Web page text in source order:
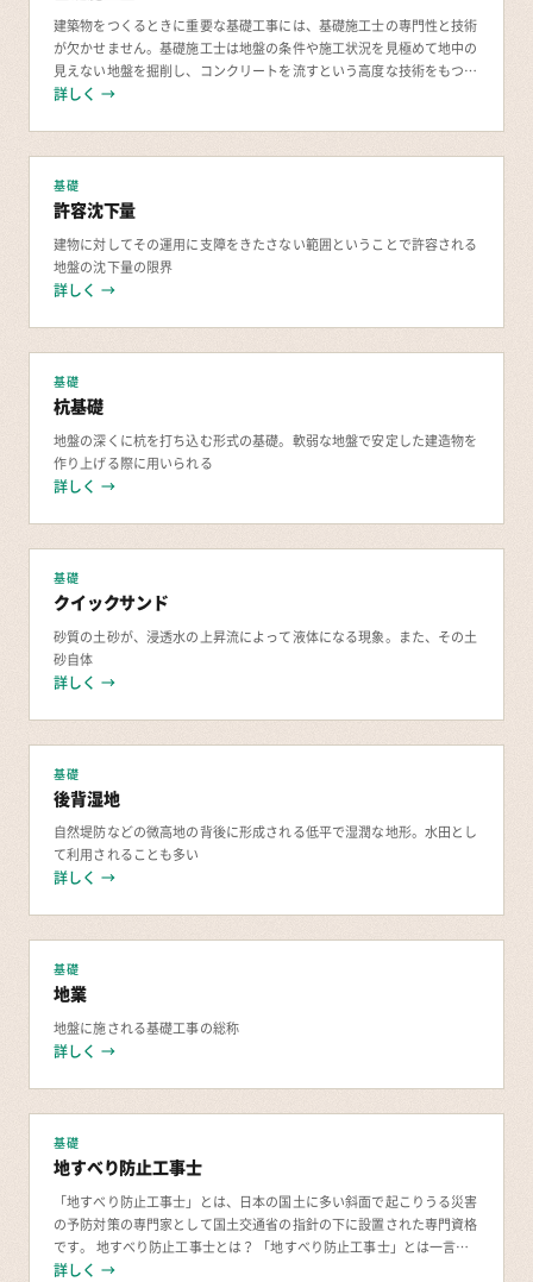
建築物をつくるときに重要な基礎工事には、基礎施工士の専門性と技術
が欠かせません。基礎施工士は地盤の条件や施工状況を見極めて地中の
見えない地盤を掘削し、コンクリートを流すという高度な技術をもつ基
詳しく →
基礎
許容沈下量
建物に対してその運用に支障をきたさない範囲ということで許容される
地盤の沈下量の限界
詳しく →
基礎
杭基礎
地盤の深くに杭を打ち込む形式の基礎。軟弱な地盤で安定した建造物を
作り上げる際に用いられる
詳しく →
基礎
クイックサンド
砂質の土砂が、浸透水の上昇流によって液体になる現象。また、その土
砂自体
詳しく →
基礎
後背湿地
自然堤防などの微高地の背後に形成される低平で湿潤な地形。水田とし
て利用されることも多い
詳しく →
基礎
地業
地盤に施される基礎工事の総称
詳しく →
基礎
地すべり防止工事士
「地すべり防止工事士」とは、日本の国土に多い斜面で起こりうる災害
の予防対策の専門家として国土交通省の指針の下に設置された専門資格
です。 地すべり防止工事士とは？ 「地すべり防止工事士」とは一言で
言うと「斜面防災の専門家」です。大規模な宅
詳しく →